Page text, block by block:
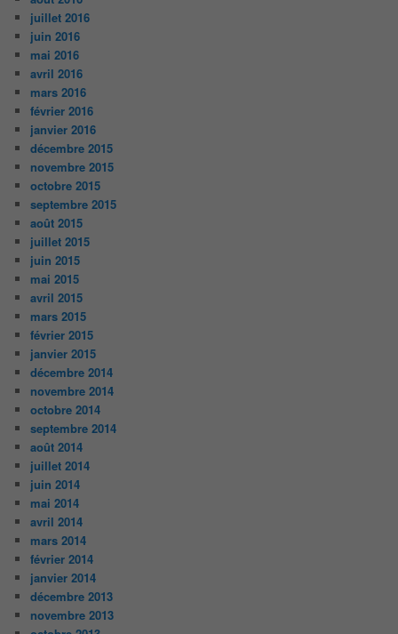
juillet 2016
juin 2016
mai 2016
avril 2016
mars 2016
février 2016
janvier 2016
décembre 2015
novembre 2015
octobre 2015
septembre 2015
août 2015
juillet 2015
juin 2015
mai 2015
avril 2015
mars 2015
février 2015
janvier 2015
décembre 2014
novembre 2014
octobre 2014
septembre 2014
août 2014
juillet 2014
juin 2014
mai 2014
avril 2014
mars 2014
février 2014
janvier 2014
décembre 2013
novembre 2013